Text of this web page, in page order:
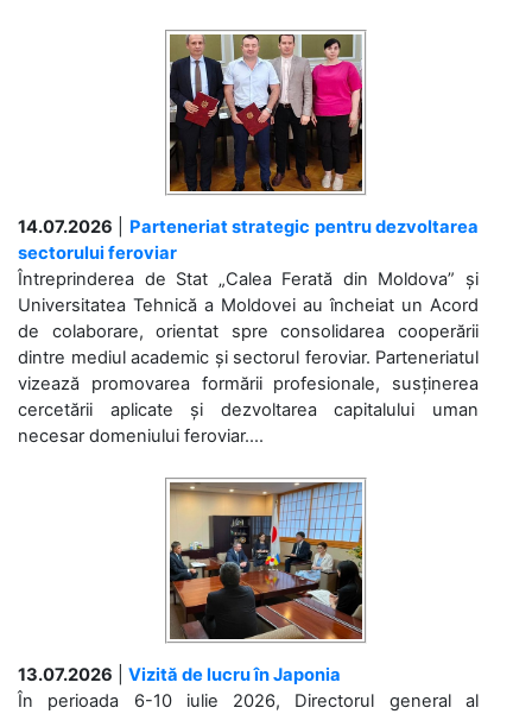
14.07.2026
Parteneriat strategic pentru dezvoltarea
sectorului feroviar
Întreprinderea de Stat „Calea Ferată din Moldova” și
Universitatea Tehnică a Moldovei au încheiat un Acord
de colaborare, orientat spre consolidarea cooperării
dintre mediul academic și sectorul feroviar. Parteneriatul
vizează promovarea formării profesionale, susținerea
cercetării aplicate și dezvoltarea capitalului uman
necesar domeniului feroviar....
13.07.2026
Vizită de lucru în Japonia
În perioada 6-10 iulie 2026, Directorul general al